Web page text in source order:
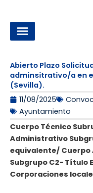
contenido
Abierto Plazo
adminsitrativo/a en
(Sevilla).
11/08/2025
Ayuntamiento
Cuerpo Técnico
Administrativo
equivalente/
Subgrupo C2- Título
Corporaciones